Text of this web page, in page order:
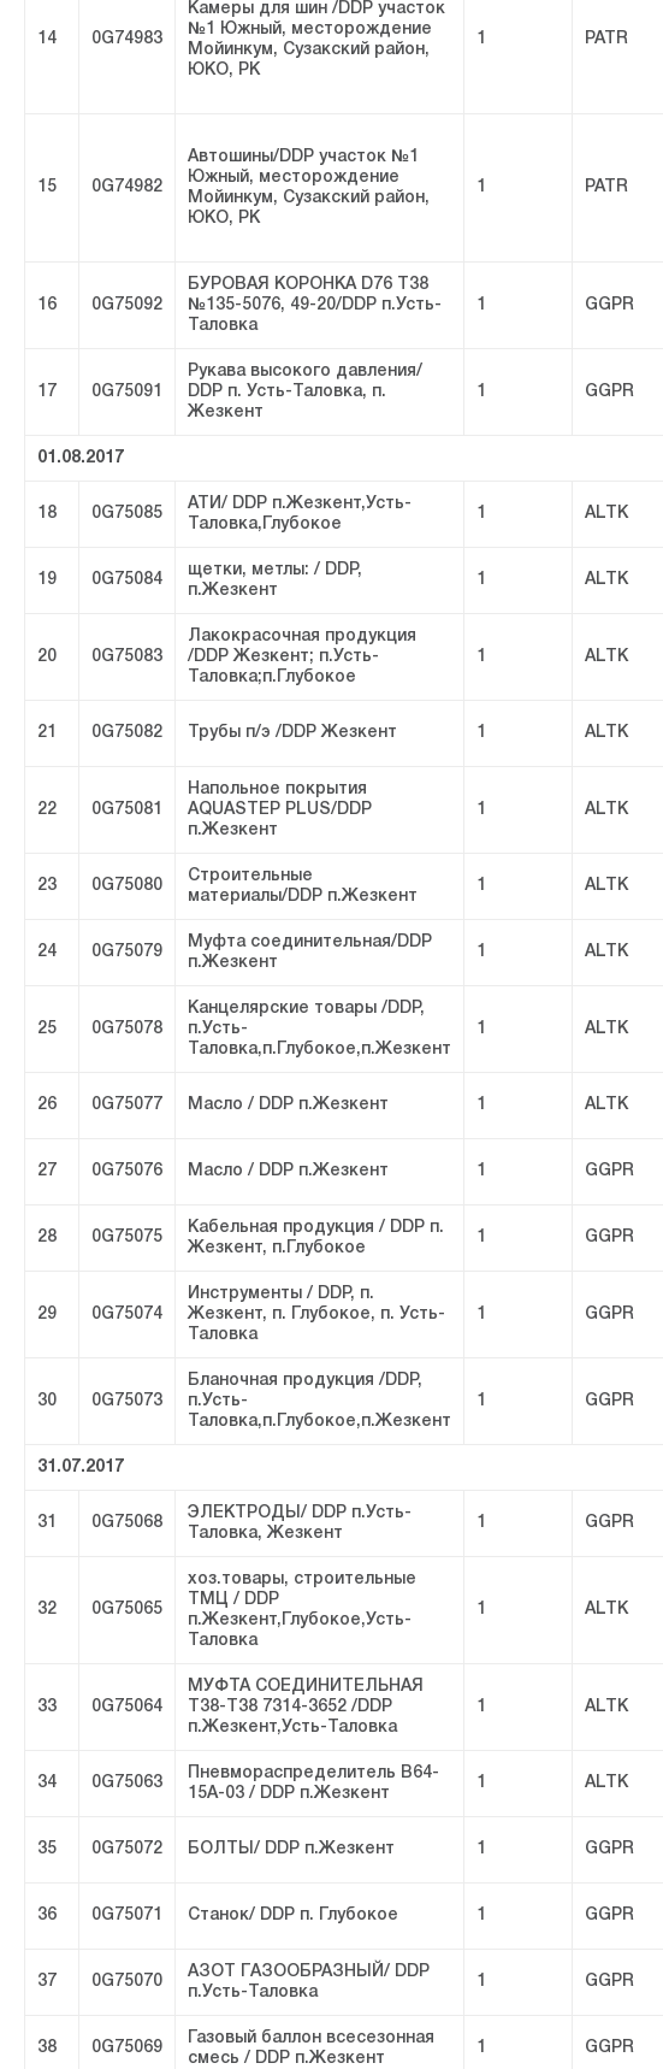
14 0G74983
Камеры для шин /DDP участок
№1 Южный, месторождение
Мойинкум, Сузакский район,
ЮКО, РК
1 PATR
15 0G74982
Автошины/DDP участок №1
Южный, месторождение
Мойинкум, Сузакский район,
ЮКО, РК
1 PATR
16 0G75092
БУРОВАЯ КОРОНКА D76 Т38
№135-5076, 49-20/DDP п.Усть-
Таловка
1 GGPR
17 0G75091
Рукава высокого давления/
DDP п. Усть-Таловка, п.
Жезкент
1 GGPR
01.08.2017
18 0G75085
АТИ/ DDP п.Жезкент,Усть-
Таловка,Глубокое
1 ALTK
19 0G75084
щетки, метлы: / DDP,
п.Жезкент
1 ALTK
20 0G75083
Лакокрасочная продукция
/DDP Жезкент; п.Усть-
Таловка;п.Глубокое
1 ALTK
21 0G75082 Трубы п/э /DDP Жезкент 1 ALTK
22 0G75081
Напольное покрытия
AQUASTEP PLUS/DDP
п.Жезкент
1 ALTK
23 0G75080
Строительные
материалы/DDP п.Жезкент
1 ALTK
24 0G75079
Муфта соединительная/DDP
п.Жезкент
1 ALTK
25 0G75078
Канцелярские товары /DDP,
п.Усть-
Таловка,п.Глубокое,п.Жезкент
1 ALTK
26 0G75077 Масло / DDP п.Жезкент 1 ALTK
27 0G75076 Масло / DDP п.Жезкент 1 GGPR
28 0G75075
Кабельная продукция / DDP п.
Жезкент, п.Глубокое
1 GGPR
29 0G75074
Инструменты / DDP, п.
Жезкент, п. Глубокое, п. Усть-
Таловка
1 GGPR
30 0G75073
Бланочная продукция /DDP,
п.Усть-
Таловка,п.Глубокое,п.Жезкент
1 GGPR
31.07.2017
31 0G75068
ЭЛЕКТРОДЫ/ DDP п.Усть-
Таловка, Жезкент
1 GGPR
32 0G75065
хоз.товары, строительные
ТМЦ / DDP
п.Жезкент,Глубокое,Усть-
Таловка
1 ALTK
33 0G75064
МУФТА СОЕДИНИТЕЛЬНАЯ
Т38-Т38 7314-3652 /DDP
п.Жезкент,Усть-Таловка
1 ALTK
34 0G75063
Пневмораспределитель В64-
15А-03 / DDP п.Жезкент
1 ALTK
35 0G75072 БОЛТЫ/ DDP п.Жезкент 1 GGPR
36 0G75071 Станок/ DDP п. Глубокое 1 GGPR
37 0G75070
АЗОТ ГАЗООБРАЗНЫЙ/ DDP
п.Усть-Таловка
1 GGPR
38 0G75069
Газовый баллон всесезонная
смесь / DDP п.Жезкент
1 GGPR